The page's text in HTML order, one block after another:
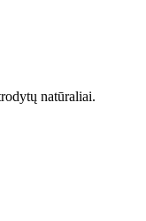
natūraliai.